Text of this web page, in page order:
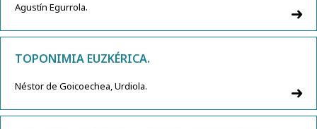
Agustín Egurrola.
TOPONIMIA EUZKÉRICA.
Néstor de Goicoechea, Urdiola.